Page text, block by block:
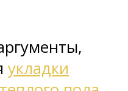
укладки